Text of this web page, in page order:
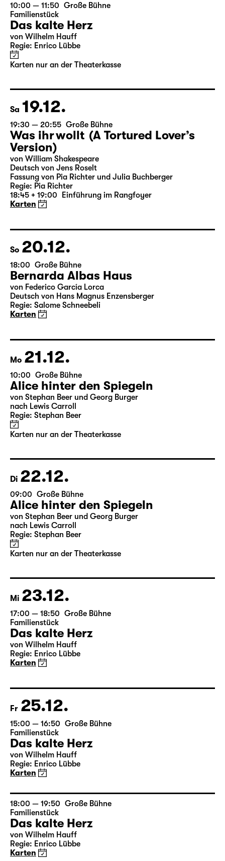
Fr 18.12.
10:00 — 11:50
Große Bühne
Familienstück
Das kalte Herz
Karten nur an der Theaterkasse
Sa 19.12.
19:30 — 20:55 Große Bühne
Was ihr wollt (A Tortured Lover’s
Version)
von William Shakespeare
Deutsch von Jens Roselt
18:45 + 19:00 Einführung im Rangfoyer
Karten
So 20.12.
18:00 Große Bühne
Bernarda Albas Haus
Regie: Salome Schneebeli
Karten
Mo 21.12.
10:00 Große Bühne
Alice hinter den Spiegeln
von Stephan Beer und Georg Burger
Karten nur an der Theaterkasse
Di 22.12.
09:00 Große Bühne
Alice hinter den Spiegeln
von Stephan Beer und Georg Burger
Karten nur an der Theaterkasse
Mi 23.12.
17:00 — 18:50 Große Bühne
Familienstück
Das kalte Herz
Regie: Enrico Lübbe
Karten
Fr 25.12.
15:00 — 16:50 Große Bühne
Familienstück
Das kalte Herz
von Wilhelm Hauff
Regie: Enrico Lübbe
Karten
18:00 — 19:50 Große Bühne
Familienstück